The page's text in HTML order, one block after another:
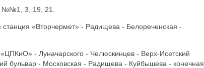
№№1, 3, 19, 21.
«Вторчермет» - Радищева - Белореченская -
- Луначарского - Челюскинцев - Верх-Исетский
бульвар - Московская - Радищева - Куйбышева - конечная